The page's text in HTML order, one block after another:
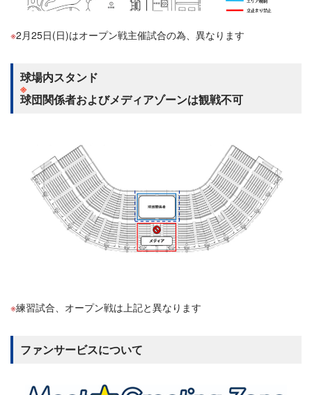
2月25日(日)はオープン戦主催試合の為、異なります
球場内スタンド
※
球団関係者およびメディアゾーンは観戦不可
練習試合、オープン戦は上記と異なります
ファンサービスについて